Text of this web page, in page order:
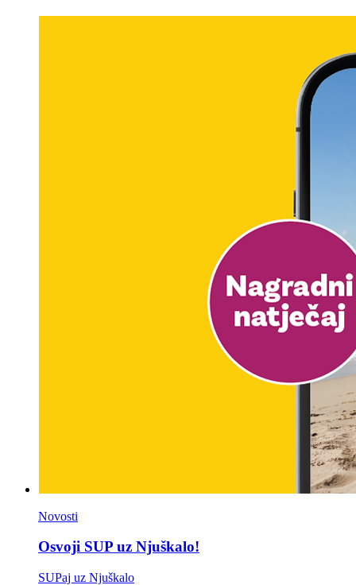
Novosti
Osvoji SUP uz Njuškalo!
SUPaj uz Njuškalo